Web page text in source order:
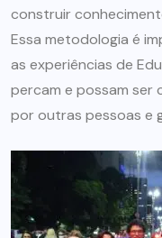
construir
Essa metodologia é
as experiências de
percam e possam ser
por outras pessoas e